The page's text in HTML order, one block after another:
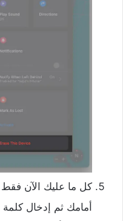
كل ما عليك الآن فقط
أمامك ثم إدخال